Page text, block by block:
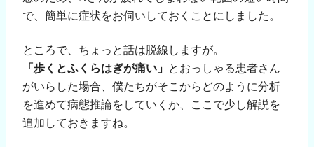
で、簡単に症状をお伺いしておくことにしました。
ところで、ちょっと話は脱線しますが。
「歩くとふくらはぎが痛い」 とおっしゃる患者さん
がいらした場合、僕たちがそこからどのように分析
を進めて病態推論をしていくか、ここで少し解説を
追加しておきますね。